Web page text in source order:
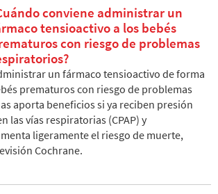
conviene administrar un
tensioactivo a los bebés
con riesgo de problemas
un fármaco tensioactivo de forma
prematuros con riesgo de problemas
aporta beneficios si ya reciben presión
las vías respiratorias (CPAP) y
ligeramente el riesgo de muerte,
Cochrane.